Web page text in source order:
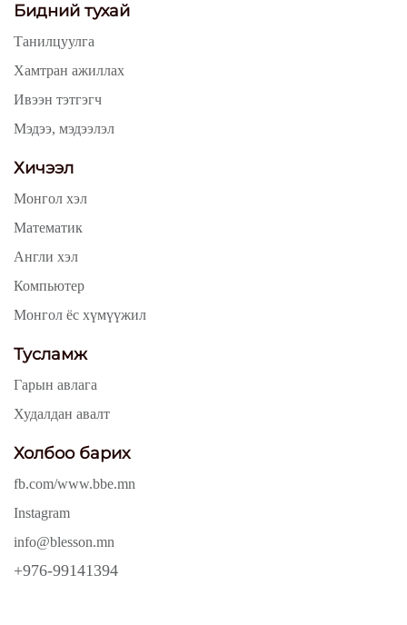
Бидний тухай
Танилцуулга
Хамтран ажиллах
Ивээн тэтгэгч
Мэдээ, мэдээлэл
Хичээл
Монгол хэл
Математик
Англи хэл
Компьютер
Монгол ёс хүмүүжил
Тусламж
Гарын авлага
Худалдан авалт
Холбоо барих
fb.com/www.bbe.mn
Instagram
info@blesson.mn
+976-99141394